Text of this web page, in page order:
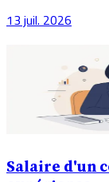
13 juil. 2026
Salaire d'un